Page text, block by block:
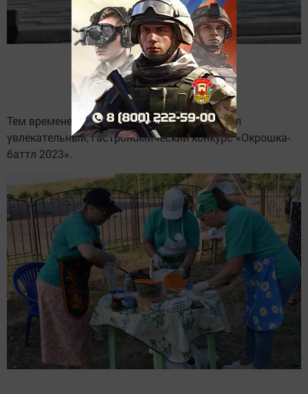
Тем временем на другой площадке проходил
увлекательный, гастрономический конкурс «Окрошка-
баттл 2023».